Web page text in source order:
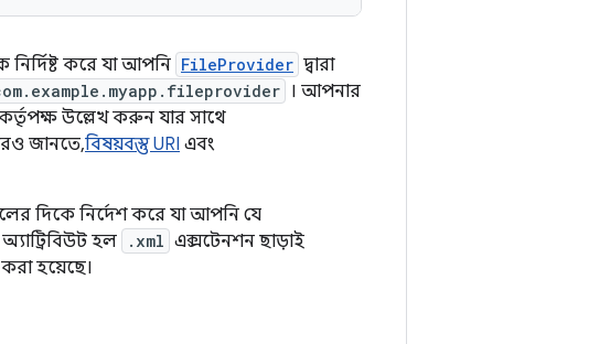
নির্দিষ্ট করে যা আপনি FileProvider দ্বারা
। আপনার
উল্লেখ করুন যার সাথে
জানতে,বিষয়বস্তু URI এবং
দিকে নির্দেশ করে যা আপনি যে
অ্যাট্রিবিউট হল .xml এক্সটেনশন ছাড়াই
হয়েছে।